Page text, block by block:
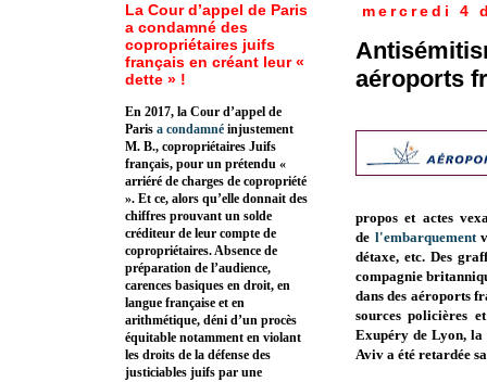
mercredi 4
aéroports
propos et actes
de l'embarquement
détaxe, etc. Des
compagnie
dans des aéroports
sources policières
Exupéry de Lyon, la
Aviv a été retardée
La Cour d’appel de Paris
a condamné des
copropriétaires juifs
français en créant leur «
dette » !
En 2017, la Cour d’appel de
Paris a condamné injustement
M. B., copropriétaires Juifs
français, pour un prétendu «
arriéré de charges de copropriété
». Et ce, alors qu’elle donnait des
chiffres prouvant un solde
créditeur de leur compte de
copropriétaires. Absence de
préparation de l’audience,
carences basiques en droit, en
langue française et en
arithmétique, déni d’un procès
équitable notamment en violant
les droits de la défense des
justiciables juifs par une